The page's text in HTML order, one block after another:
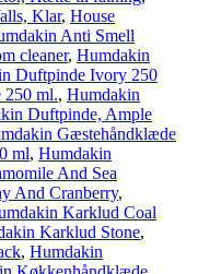
Klar, House
Anti Smell
cleaner, Humdakin
Duftpinde Ivory 250
ml., Humdakin
Duftpinde, Ample
Gæstehåndklæde
ml, Humdakin
And Sea
And Cranberry,
Karklud Coal
Karklud Stone,
, Humdakin